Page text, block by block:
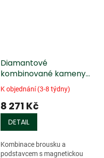
Diamantové
kombinované kameny
DMT® Dia Sharp s
podstavcem
K objednání (3-8 týdny)
8 271 Kč
DETAIL
Kombinace brousku a
podstavcem s magnetickou